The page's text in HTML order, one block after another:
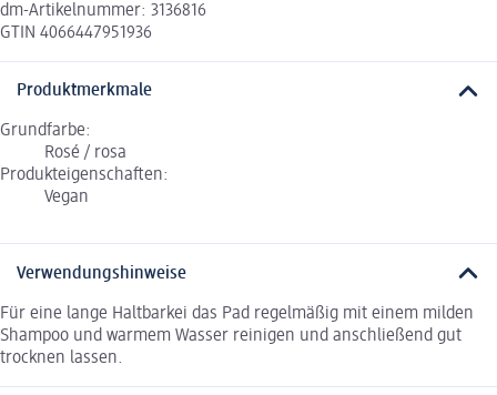
dm-Artikelnummer: 3136816
GTIN 4066447951936
Produktmerkmale
Grundfarbe:
Rosé / rosa
Produkteigenschaften:
Vegan
Verwendungshinweise
Für eine lange Haltbarkei das Pad regelmäßig mit einem milden
Shampoo und warmem Wasser reinigen und anschließend gut
trocknen lassen.